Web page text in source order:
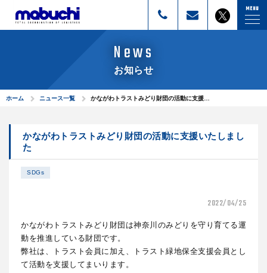
MENU
News
お知らせ
ホーム ニュース一覧 かながわトラストみどり財団の活動に支援…
かながわトラストみどり財団の活動に支援いたしまし
た
SDGs
2022/04/25
かながわトラストみどり財団は神奈川のみどりを守り育てる運
動を推進している財団です。
弊社は、トラスト会員に加え、トラスト緑地保全支援会員とし
て活動を支援してまいります。